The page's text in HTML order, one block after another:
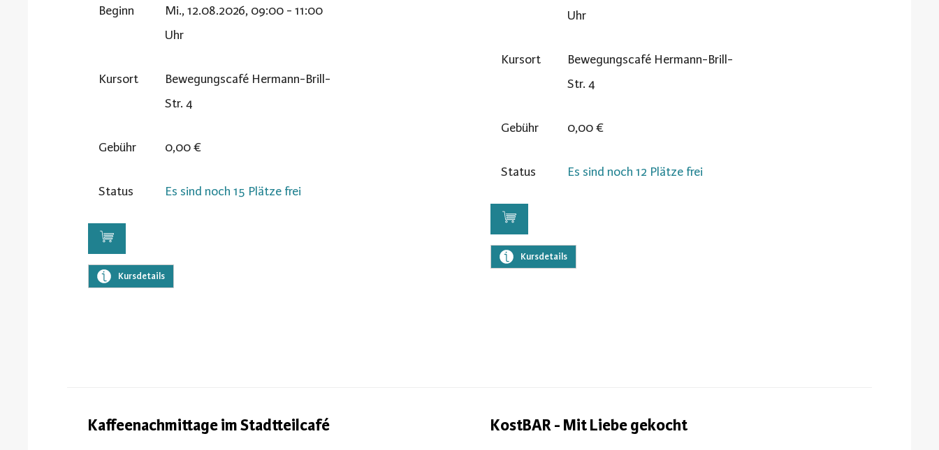
Beginn
Mi., 12.08.2026, 09:00 - 11:00
Uhr
Kursort
Bewegungscafé Hermann-Brill-
Str. 4
Gebühr 0,00 €
Status Es sind noch 15 Plätze frei
Kursdetails
Uhr
Kursort
Bewegungscafé Hermann-Brill-
Str. 4
Gebühr 0,00 €
Status Es sind noch 12 Plätze frei
Kursdetails
Kaffeenachmittage im Stadtteilcafé KostBAR - Mit Liebe gekocht